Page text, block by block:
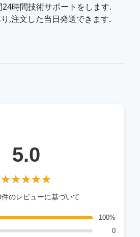
時間技術サポートをします.
,注文した当日発送できます.
5.0
★★★★★
★★★★★
のレビューに基づいて
100%
0